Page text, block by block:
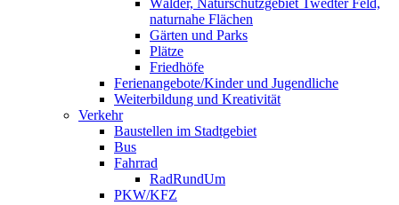
Wälder, Naturschutzgebiet Twedter Feld,
naturnahe Flächen
Gärten und Parks
Plätze
Friedhöfe
Ferienangebote/Kinder und Jugendliche
Weiterbildung und Kreativität
Verkehr
Baustellen im Stadtgebiet
Bus
Fahrrad
RadRundUm
PKW/KFZ